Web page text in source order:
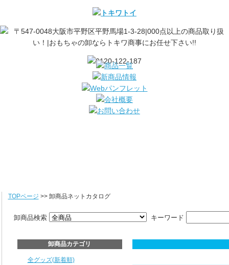
TOPページ >> 卸商品ネットカタログ
卸商品検索 キーワード
卸商品カテゴリ
全グッズ(新着順)